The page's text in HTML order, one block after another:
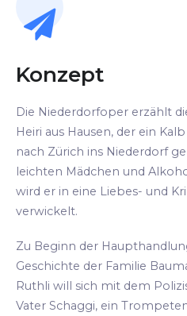
Konzept
Die Niederdorfoper erzählt
Heiri aus Hausen, der ein
nach Zürich ins Niederdorf
leichten Mädchen und
wird er in eine Liebes- und
verwickelt.
Zu Beginn der
Geschichte der Familie
Ruthli will sich mit dem
Vater Schaggi, ein